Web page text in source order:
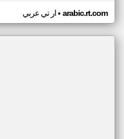
ار تي عربي• arabic.rt.com